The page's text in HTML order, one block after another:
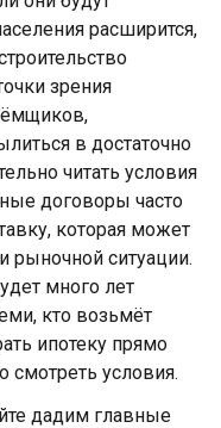
расширится,
зрения
в достаточно
читать условия
договоры часто
которая может
рыночной ситуации.
много лет
кто возьмёт
ипотеку прямо
смотреть условия.
дадим главные